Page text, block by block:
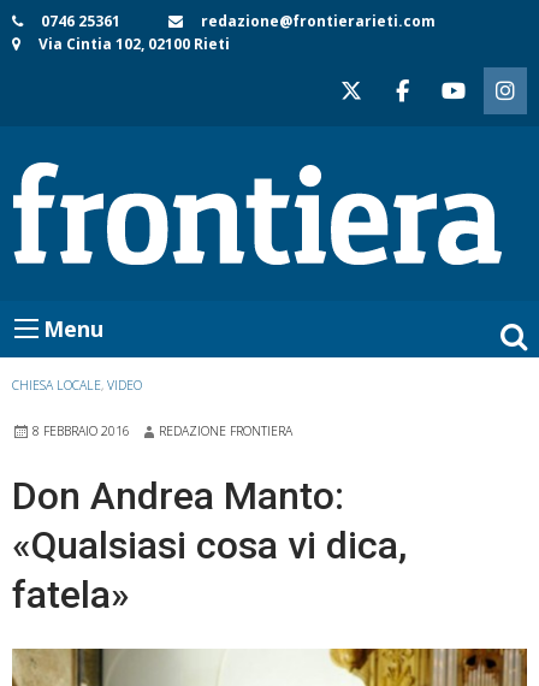
Skip
to
0746 25361
redazione@frontierarieti.com
Via Cintia 102, 02100 Rieti
Menu
CHIESA LOCALE, VIDEO
8 FEBBRAIO 2016 REDAZIONE FRONTIERA
Don Andrea Manto:
«Qualsiasi cosa vi dica,
fatela»